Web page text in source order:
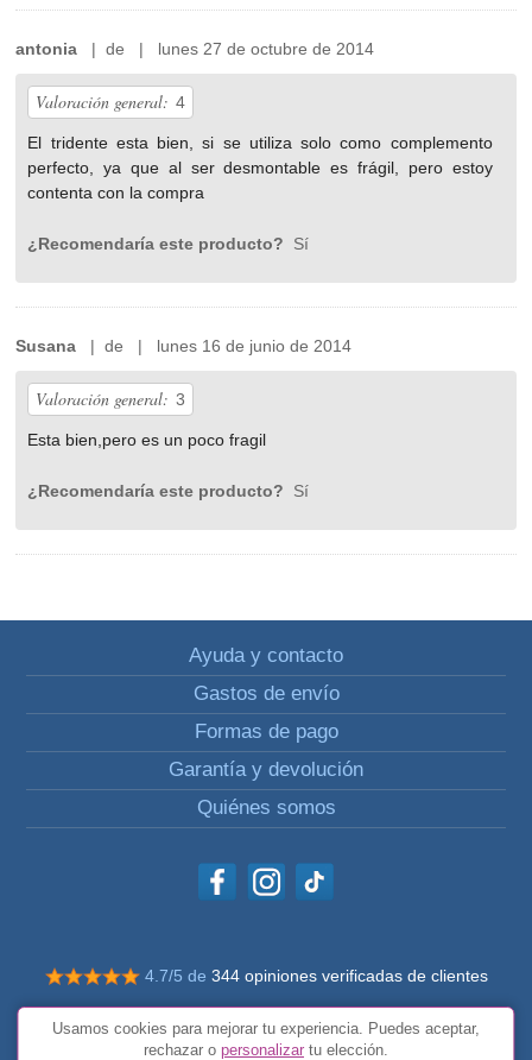
antonia | de | lunes 27 de octubre de 2014
Valoración general: 4
El tridente esta bien, si se utiliza solo como complemento
perfecto, ya que al ser desmontable es frágil, pero estoy
contenta con la compra
¿Recomendaría este producto? Sí
Susana | de | lunes 16 de junio de 2014
Valoración general: 3
Esta bien,pero es un poco fragil
¿Recomendaría este producto? Sí
Ayuda y contacto
Gastos de envío
Formas de pago
Garantía y devolución
Quiénes somos
4.7/5 de 344 opiniones verificadas de clientes
© Todos los derechos reservados Impulsivos
Condiciones generales
Usamos cookies para mejorar tu experiencia. Puedes aceptar,
rechazar o personalizar tu elección.